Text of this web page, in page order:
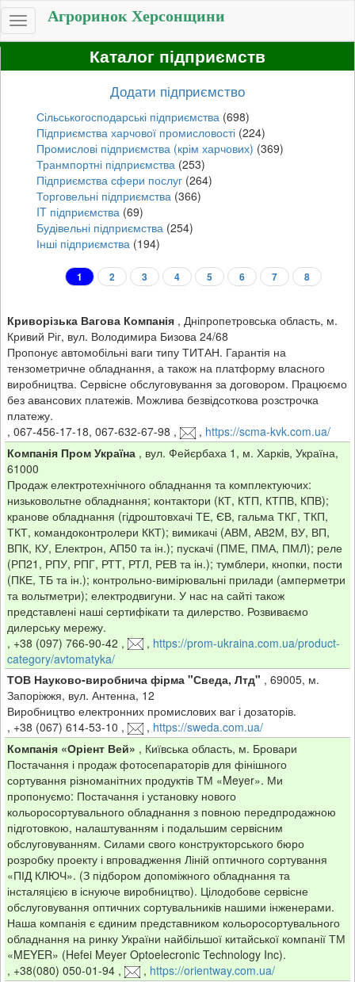
Toggle
navigation
Агроринок Херсонщини
Каталог підприємств
Додати підприємство
Сільськогосподарські підприємства (698)
Підприємства харчової промисловості (224)
Промислові підприємства (крім харчових) (369)
Транмпортні підприємства (253)
Підприємства сфери послуг (264)
Торговельні підприємства (366)
IT підприємства (69)
Будівельні підприємства (254)
Інші підприємства (194)
1 2 3 4 5 6 7 8
Криворізька Вагова Компанія, Дніпропетровська область, м.
Кривий Ріг, вул. Володимира Бизова 24/68
Пропонує автомобільні ваги типу ТИТАН. Гарантія на
тензометричне обладнання, а також на платформу власного
виробництва. Сервісне обслуговування за договором. Працюємо
без авансових платежів. Можлива безвідсоткова розстрочка
платежу.
, 067-456-17-18, 067-632-67-98 , , https://scma-kvk.com.ua/
Компанія Пром Україна, вул. Фейєрбаха 1, м. Харків, Україна,
61000
Продаж електротехнічного обладнання та комплектуючих:
низьковольтне обладнання; контактори (КТ, КТП, КТПВ, КПВ);
кранове обладнання (гідроштовхачі ТЕ, ЄВ, гальма ТКГ, ТКП,
ТКТ, командоконтролери ККТ); вимикачі (АВМ, АВ2М, ВУ, ВП,
ВПК, КУ, Електрон, АП50 та ін.); пускачі (ПМЕ, ПМА, ПМЛ); реле
(РП21, РПУ, РПГ, РТТ, РТЛ, РЕВ та ін.); тумблери, кнопки, пости
(ПКЕ, ТБ та ін.); контрольно-вимірювальні прилади (амперметри
та вольтметри); електродвигуни. У нас на сайті також
представлені наші сертифікати та дилерство. Розвиваємо
дилерську мережу.
, +38 (097) 766-90-42 , , https://prom-ukraina.com.ua/product-
category/avtomatyka/
ТОВ Науково-виробнича фірма "Сведа, Лтд" , 69005, м.
Запоріжжя, вул. Антенна, 12
Виробництво електронних промислових ваг і дозаторів.
, +38 (067) 614-53-10 , , https://sweda.com.ua/
Компанія «Оріент Вей» , Київська область, м. Бровари
Постачання і продаж фотосепараторів для фінішного
сортування різноманітних продуктів ТМ «Meyer». Ми
пропонуємо: Постачання і установку нового
кольоросортувального обладнання з повною передпродажною
підготовкою, налаштуванням і подальшим сервісним
обслуговуванням. Силами свого конструкторського бюро
розробку проекту і впровадження Ліній оптичного сортування
«ПІД КЛЮЧ». (З підбором допоміжного обладнання та
інсталяцією в існуюче виробництво). Цілодобове сервісне
обслуговування оптичних сортувальників нашими інженерами.
Наша компанія є єдиним представником кольоросортувального
обладнання на ринку України найбільшої китайської компанії ТМ
«MEYER» (Hefei Meyer Optoelecronic Technology Inc).
, +38(080) 050-01-94, , https://orientway.com.ua/